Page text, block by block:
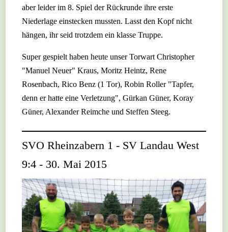
aber leider im 8. Spiel der Rückrunde ihre erste
Niederlage einstecken mussten. Lasst den Kopf nicht
hängen, ihr seid trotzdem ein klasse Truppe.
Super gespielt haben heute unser Torwart Christopher
"Manuel Neuer" Kraus, Moritz Heintz, Rene
Rosenbach, Rico Benz (1 Tor), Robin Roller "Tapfer,
denn er hatte eine Verletzung", Gürkan Güner, Koray
Güner, Alexander Reimche und Steffen Steeg.
SVO Rheinzabern 1 - SV Landau West
9:4 - 30. Mai 2015